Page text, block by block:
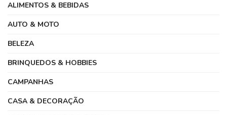
ALIMENTOS & BEBIDAS
AUTO & MOTO
BELEZA
BRINQUEDOS & HOBBIES
CAMPANHAS
CASA & DECORAÇÃO